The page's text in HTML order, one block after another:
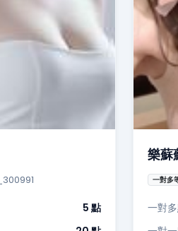
5 點
樂蘇
一對多
一對